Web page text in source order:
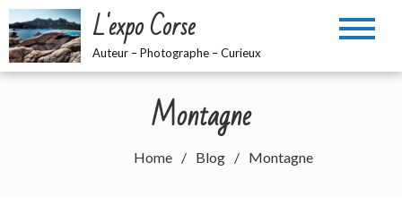
Skip
to
content
L'expo Corse
Auteur – Photographe – Curieux
Montagne
Home Blog Montagne